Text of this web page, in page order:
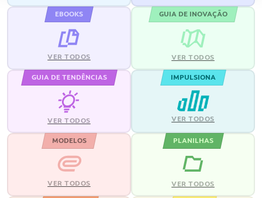
EBOOKS
VER TODOS
GUIA DE INOVAÇÃO
VER TODOS
GUIA DE TENDÊNCIAS
VER TODOS
IMPULSIONA
VER TODOS
MODELOS
VER TODOS
PLANILHAS
VER TODOS